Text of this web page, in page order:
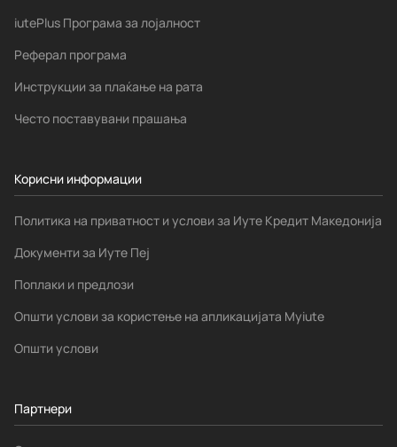
iutePlus Програма за лојалност
Реферал програма
Инструкции за плаќање на рата
Често поставувани прашања
Корисни информации
Политика на приватност и услови за Иуте Кредит Македонија
Документи за Иуте Пеј
Поплаки и предлози
Општи услови за користење на апликацијата Myiute
Општи услови
Партнери